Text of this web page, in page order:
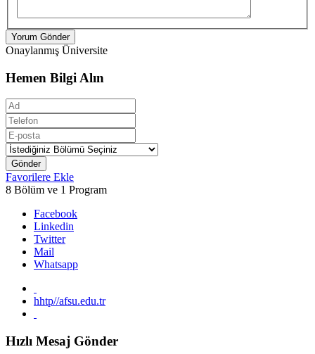
Yorum Gönder
Onaylanmış Üniversite
Hemen Bilgi Alın
Gönder
Favorilere Ekle
8 Bölüm ve 1 Program
Facebook
Linkedin
Twitter
Mail
Whatsapp
hhtp//afsu.edu.tr
Hızlı Mesaj Gönder